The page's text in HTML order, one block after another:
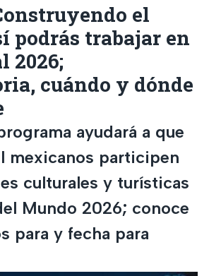
el
podrás trabajar en
2026;
cuándo y dónde
ayudará a que
mexicanos participen
culturales y turísticas
Mundo 2026; conoce
para y fecha para